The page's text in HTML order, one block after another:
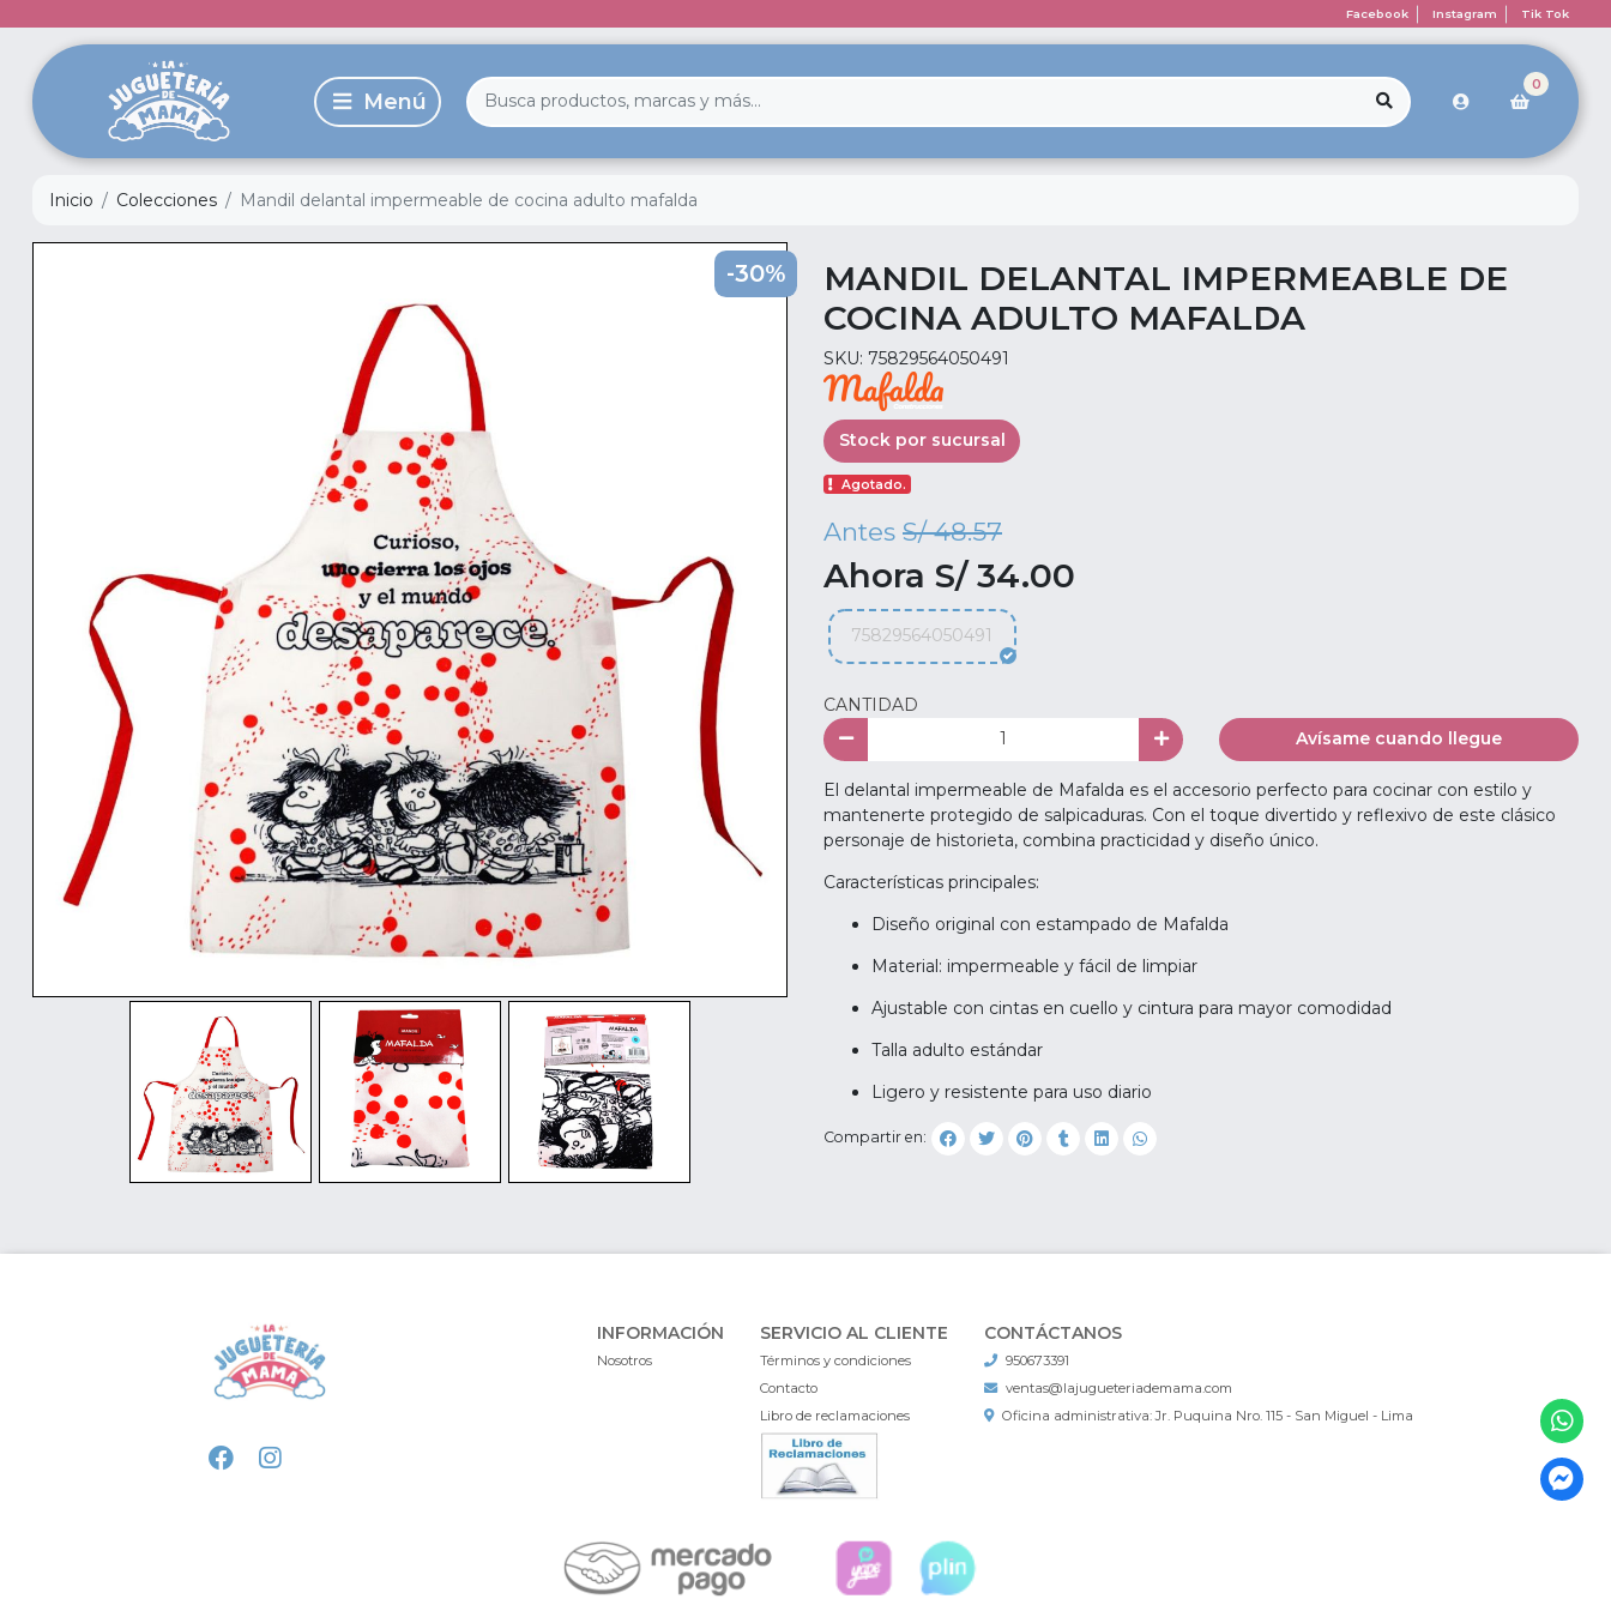
Facebook Instagram Tik Tok
0
Inicio Colecciones Mandil delantal impermeable de cocina adulto mafalda
-30%
MANDIL DELANTAL IMPERMEABLE DE
COCINA ADULTO MAFALDA
SKU: 75829564050491
Stock por sucursal
Agotado.
Antes S/ 48.57
Ahora S/ 34.00
75829564050491
CANTIDAD
Avísame cuando llegue
El delantal impermeable de Mafalda es el accesorio perfecto para cocinar con estilo y
mantenerte protegido de salpicaduras. Con el toque divertido y reflexivo de este clásico
personaje de historieta, combina practicidad y diseño único.
Características principales:
Diseño original con estampado de Mafalda
Material: impermeable y fácil de limpiar
Ajustable con cintas en cuello y cintura para mayor comodidad
Talla adulto estándar
Ligero y resistente para uso diario
Compartir en:
INFORMACIÓN
Nosotros
SERVICIO AL CLIENTE
Términos y condiciones
Contacto
Libro de reclamaciones
CONTÁCTANOS
950673391
ventas@lajugueteriademama.com
Oficina administrativa: Jr. Puquina Nro. 115 - San Miguel - Lima